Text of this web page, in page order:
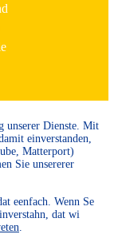
unserer Dienste. Mit
einverstanden,
Matterport)
Sie unsererer
eenfach. Wenn Se
dat wi